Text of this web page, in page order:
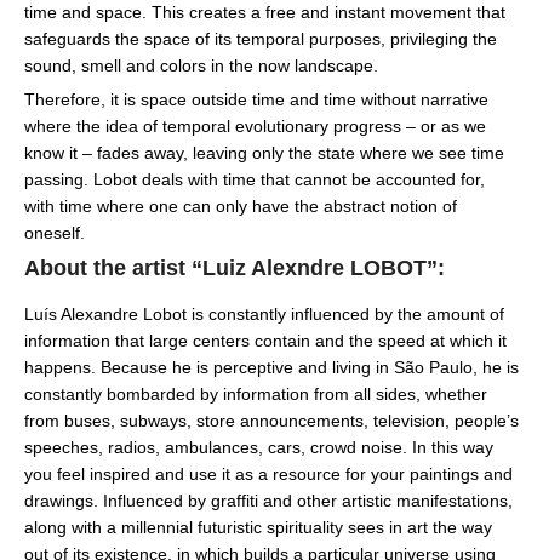
time and space. This creates a free and instant movement that
safeguards the space of its temporal purposes, privileging the
sound, smell and colors in the now landscape.
Therefore, it is space outside time and time without narrative
where the idea of ​​temporal evolutionary progress – or as we
know it – fades away, leaving only the state where we see time
passing. Lobot deals with time that cannot be accounted for,
with time where one can only have the abstract notion of
oneself.
About the artist “Luiz Alexndre LOBOT”:
Luís Alexandre Lobot is constantly influenced by the amount of
information that large centers contain and the speed at which it
happens. Because he is perceptive and living in São Paulo, he is
constantly bombarded by information from all sides, whether
from buses, subways, store announcements, television, people’s
speeches, radios, ambulances, cars, crowd noise. In this way
you feel inspired and use it as a resource for your paintings and
drawings. Influenced by graffiti and other artistic manifestations,
along with a millennial futuristic spirituality sees in art the way
out of its existence, in which builds a particular universe using